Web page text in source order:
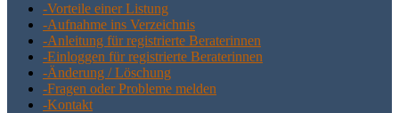
-Vor­tei­le einer Listung
-Auf­nah­me ins Verzeichnis
-Anlei­tung für regis­trier­te Beraterinnen
-Ein­log­gen für regis­trier­te Beraterinnen
-Ände­rung / Löschung
-Fra­gen oder Pro­ble­me melden
-Kon­takt